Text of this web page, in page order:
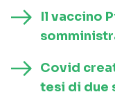
Il vaccino
Covid
tesi di due